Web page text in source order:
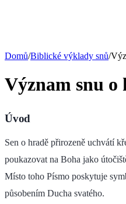
Domů/Biblické výklady snů/
Význam snu o
Úvod
Sen o hradě přirozeně uchvátí
poukazovat na Boha jako
Místo toho Písmo poskytuje
působením Ducha svatého.